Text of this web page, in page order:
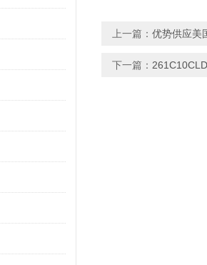
上一篇： 优势供应美
下一篇：